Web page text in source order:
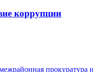
коррупции